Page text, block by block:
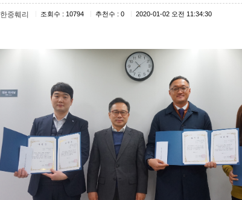
한중훼리 조회수 : 10794 추천수 : 0 2020-01-02 오전 11:34:30